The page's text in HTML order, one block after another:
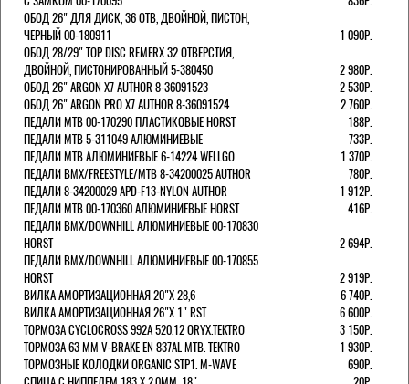
ОБОД 26" ДЛЯ ДИСК, 36 ОТВ, ДВОЙНОЙ, ПИСТОН,
ЧЕРНЫЙ 00-180911
1 090Р.
ОБОД 28/29" TOP DISC REMERX 32 ОТВЕРСТИЯ,
ДВОЙНОЙ, ПИСТОНИРОВАННЫЙ 5-380450
2 980Р.
ОБОД 26" ARGON X7 AUTHOR 8-36091523
2 530Р.
ОБОД 26" ARGON PRO X7 AUTHOR 8-36091524
2 760Р.
ПЕДАЛИ МТВ 00-170290 ПЛАСТИКОВЫЕ HORST
188Р.
ПЕДАЛИ MTB 5-311049 АЛЮМИНИЕВЫЕ
733Р.
ПЕДАЛИ MTB АЛЮМИНИЕВЫЕ 6-14224 WELLGO
1 370Р.
ПЕДАЛИ BMX/FREESTYLE/MTB 8-34200025 AUTHOR
780Р.
ПЕДАЛИ 8-34200029 APD-F13-NYLON AUTHOR
1 912Р.
ПЕДАЛИ МТВ 00-170360 АЛЮМИНИЕВЫЕ HORST
416Р.
ПЕДАЛИ BMX/DOWNHILL АЛЮМИНИЕВЫЕ 00-170830
HORST
2 694Р.
ПЕДАЛИ BMX/DOWNHILL АЛЮМИНИЕВЫЕ 00-170855
HORST
2 919Р.
ВИЛКА АМОРТИЗАЦИОННАЯ 20"Х 28,6
6 740Р.
ВИЛКА АМОРТИЗАЦИОННАЯ 26"Х 1" RST
6 600Р.
ТОРМОЗА CYCLOCROSS 992А 520.12 ORYX.TEKTRO
3 150Р.
ТОРМОЗА 63 ММ V-BRAKE EN 837AL MTB. TEKTRO
1 930Р.
ТОРМОЗНЫЕ КОЛОДКИ ORGANIC STP1. M-WAVE
690Р.